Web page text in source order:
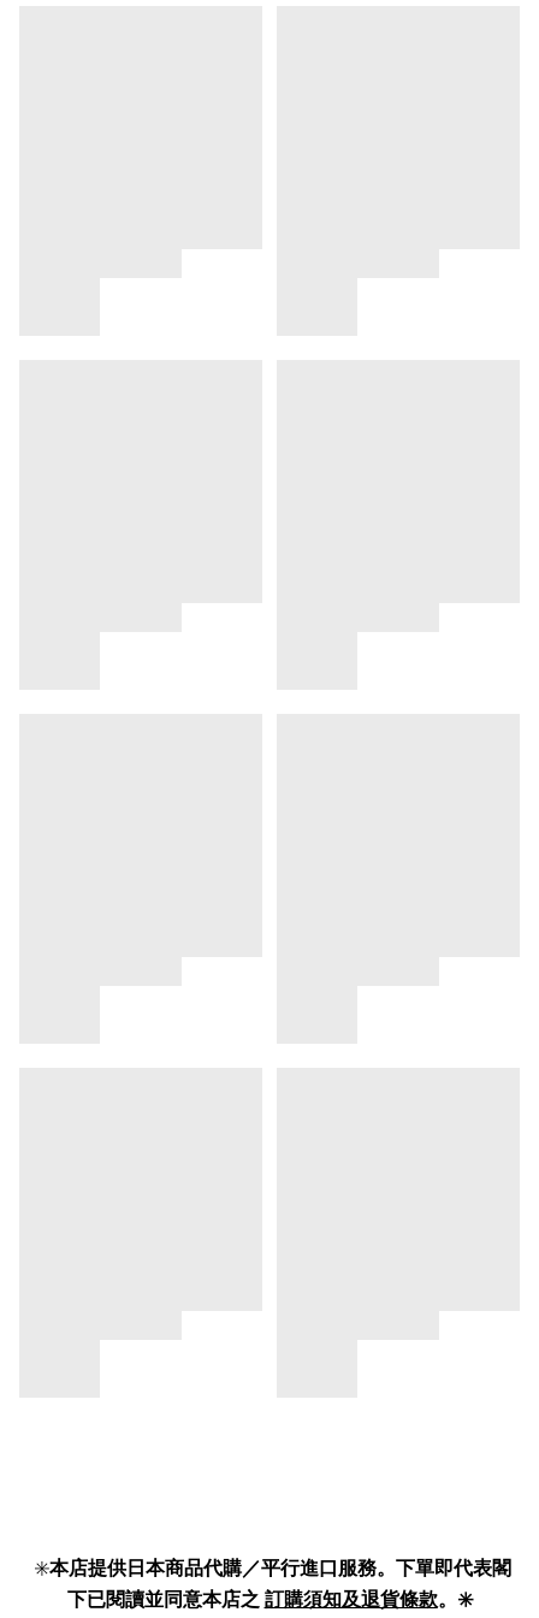
✳️本店提供日本商品代購／平行進口服務。下單即代表閣
下已閱讀並同意本店之 訂購須知及退貨條款。✳️